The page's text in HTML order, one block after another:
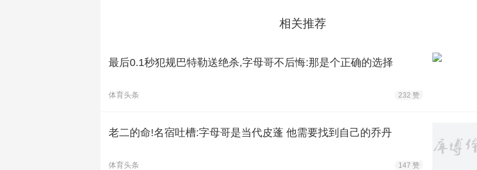
相关推荐
最后0.1秒犯规巴特勒送绝杀,字母哥不后悔:那是个正确的选择
体育头条 232 赞
老二的命!名宿吐槽:字母哥是当代皮蓬 他需要找到自己的乔丹
体育头条 147 赞